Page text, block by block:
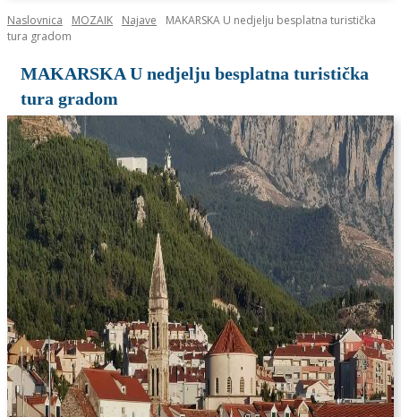
Naslovnica MOZAIK Najave
MAKARSKA U nedjelju besplatna turistička
tura gradom
MAKARSKA U nedjelju besplatna turistička
tura gradom